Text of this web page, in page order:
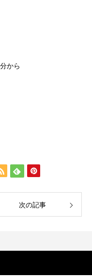
から
次の記事